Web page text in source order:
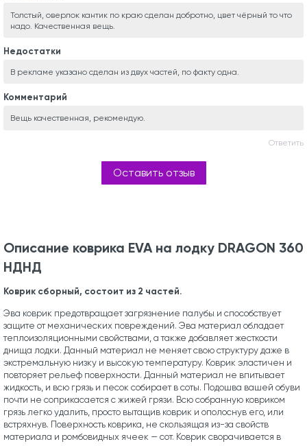
Толстый, оверлок кантик по краю сделан добротно, цвет чёрный то что
надо. Качественная вещь.
Недостатки
В рекламе указано сделан из двух частей, по факту одна.
Комментарий
Вещь качественная, рекомендую.
Ответить
Оставить отзыв
Описание коврика EVA на лодку DRAGON 360
НДНД
Коврик сборный, состоит из 2 частей.
Эва коврик предотвращает загрязнение палубы и способствует
защите от механических повреждений. Эва материал обладает
теплоизоляционными свойствами, а также добавляет жесткости
днища лодки. Данный материал не меняет свою структуру даже в
экстремальную низку и высокую температуру. Коврик эластичен и
повторяет рельеф поверхности. Данный материал не впитывает
жидкость, и всю грязь и песок собирает в соты. Подошва вашей обуви
почти не соприкасается с жижей грязи. Всю собранную ковриком
грязь легко удалить, просто вытащив коврик и ополоснув его, или
встряхнув. Поверхность коврика, не скользящая из-за свойств
материала и ромбовидных ячеек — сот. Коврик сворачивается в